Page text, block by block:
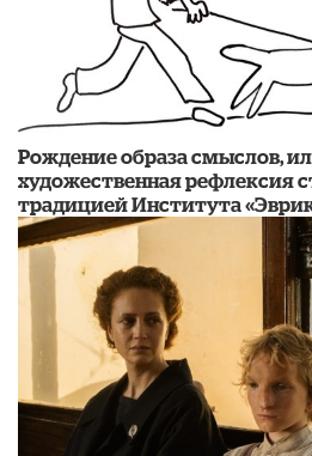
Рождение образа смыслов,
художественная рефлексия
традицией Института